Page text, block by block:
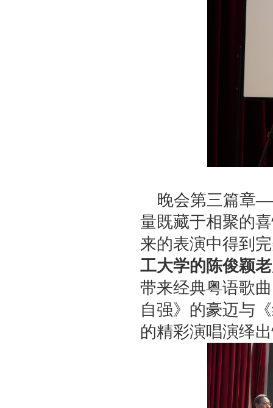
晚会第三篇章
量既藏于相聚的
来的表演中得到
工大学的陈俊颖
带来经典粤语歌
自强》的豪迈与
的精彩演唱演绎